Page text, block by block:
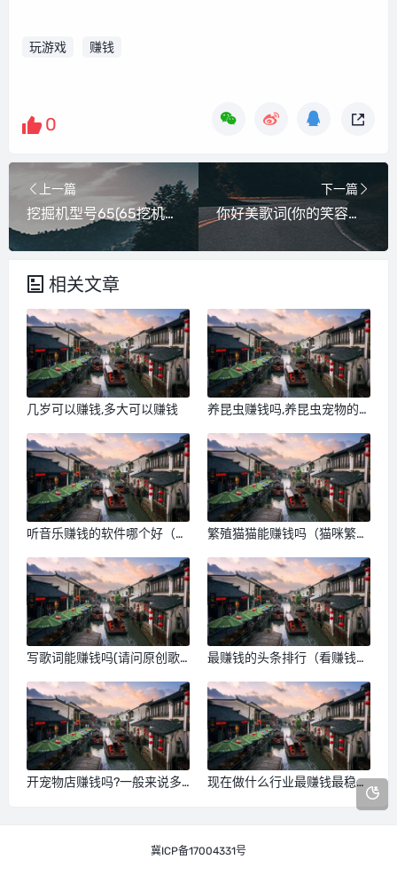
玩游戏 赚钱
0
上一篇
挖掘机型号65(65挖机是多大)
下一篇
你好美歌词(你的笑容真的很美出自哪首歌曲歌词‘亲爱)
相关文章
几岁可以赚钱,多大可以赚钱
养昆虫赚钱吗,养昆虫宠物的
听音乐赚钱的软件哪个好（听
繁殖猫猫能赚钱吗（猫咪繁育
写歌词能赚钱吗(请问原创歌
最赚钱的头条排行（看赚钱头
开宠物店赚钱吗?一般来说多
现在做什么行业最赚钱最稳
冀ICP备17004331号